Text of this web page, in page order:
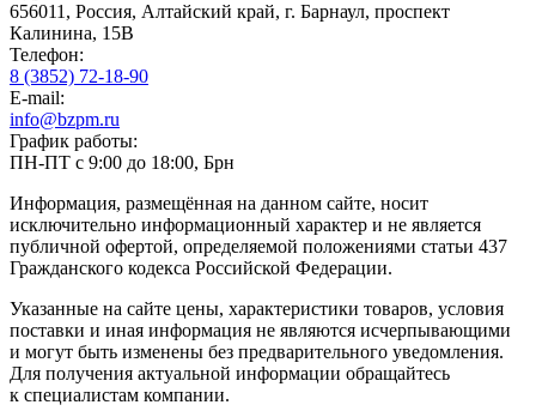
656011, Россия, Алтайский край, г. Барнаул, проспект
Калинина, 15В
Телефон:
8 (3852) 72-18-90
E-mail:
info@bzpm.ru
График работы:
ПН-ПТ с 9:00 до 18:00, Брн
Информация, размещённая на данном сайте, носит
исключительно информационный характер и не является
публичной офертой, определяемой положениями статьи 437
Гражданского кодекса Российской Федерации.
Указанные на сайте цены, характеристики товаров, условия
поставки и иная информация не являются исчерпывающими
и могут быть изменены без предварительного уведомления.
Для получения актуальной информации обращайтесь
к специалистам компании.